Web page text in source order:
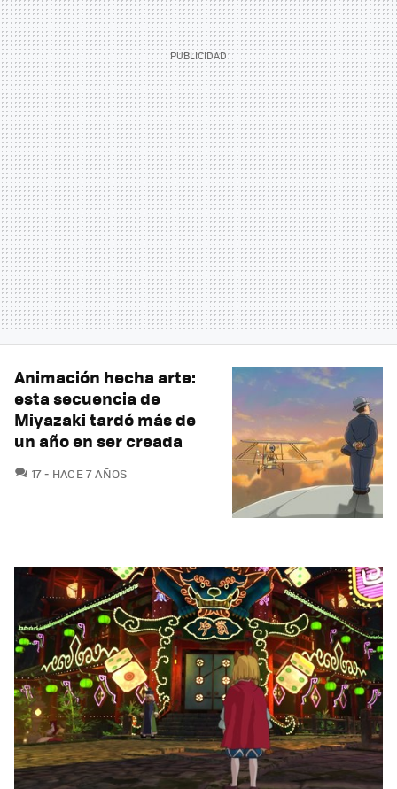
Animación hecha arte:
esta secuencia de
Miyazaki tardó más de
un año en ser creada
17COMENTARIOS
HACE 7 AÑOS